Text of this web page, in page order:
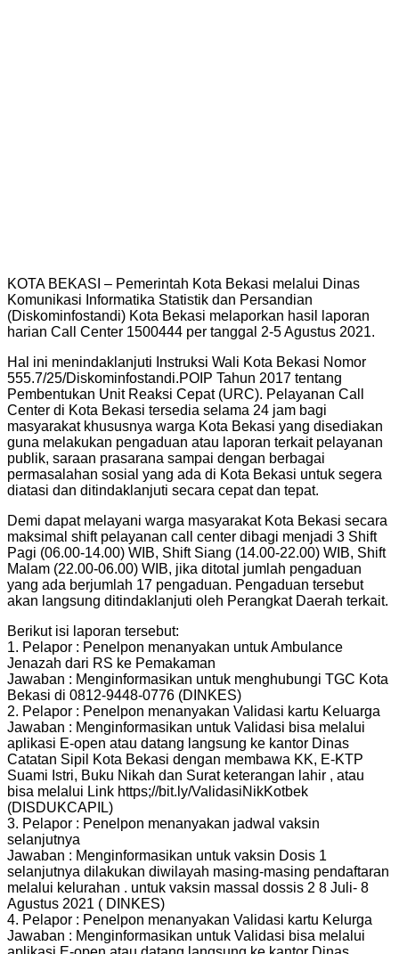
KOTA BEKASI – Pemerintah Kota Bekasi melalui Dinas
Komunikasi Informatika Statistik dan Persandian
(Diskominfostandi) Kota Bekasi melaporkan hasil laporan
harian Call Center 1500444 per tanggal 2-5 Agustus 2021.
Hal ini menindaklanjuti Instruksi Wali Kota Bekasi Nomor
555.7/25/Diskominfostandi.POIP Tahun 2017 tentang
Pembentukan Unit Reaksi Cepat (URC). Pelayanan Call
Center di Kota Bekasi tersedia selama 24 jam bagi
masyarakat khususnya warga Kota Bekasi yang disediakan
guna melakukan pengaduan atau laporan terkait pelayanan
publik, saraan prasarana sampai dengan berbagai
permasalahan sosial yang ada di Kota Bekasi untuk segera
diatasi dan ditindaklanjuti secara cepat dan tepat.
Demi dapat melayani warga masyarakat Kota Bekasi secara
maksimal shift pelayanan call center dibagi menjadi 3 Shift
Pagi (06.00-14.00) WIB, Shift Siang (14.00-22.00) WIB, Shift
Malam (22.00-06.00) WIB, jika ditotal jumlah pengaduan
yang ada berjumlah 17 pengaduan. Pengaduan tersebut
akan langsung ditindaklanjuti oleh Perangkat Daerah terkait.
Berikut isi laporan tersebut:
1. Pelapor : Penelpon menanyakan untuk Ambulance
Jenazah dari RS ke Pemakaman
Jawaban : Menginformasikan untuk menghubungi TGC Kota
Bekasi di 0812-9448-0776 (DINKES)
2. Pelapor : Penelpon menanyakan Validasi kartu Keluarga
Jawaban : Menginformasikan untuk Validasi bisa melalui
aplikasi E-open atau datang langsung ke kantor Dinas
Catatan Sipil Kota Bekasi dengan membawa KK, E-KTP
Suami Istri, Buku Nikah dan Surat keterangan lahir , atau
bisa melalui Link https;//bit.ly/ValidasiNikKotbek
(DISDUKCAPIL)
3. Pelapor : Penelpon menanyakan jadwal vaksin
selanjutnya
Jawaban : Menginformasikan untuk vaksin Dosis 1
selanjutnya dilakukan diwilayah masing-masing pendaftaran
melalui kelurahan . untuk vaksin massal dossis 2 8 Juli- 8
Agustus 2021 ( DINKES)
4. Pelapor : Penelpon menanyakan Validasi kartu Kelurga
Jawaban : Menginformasikan untuk Validasi bisa melalui